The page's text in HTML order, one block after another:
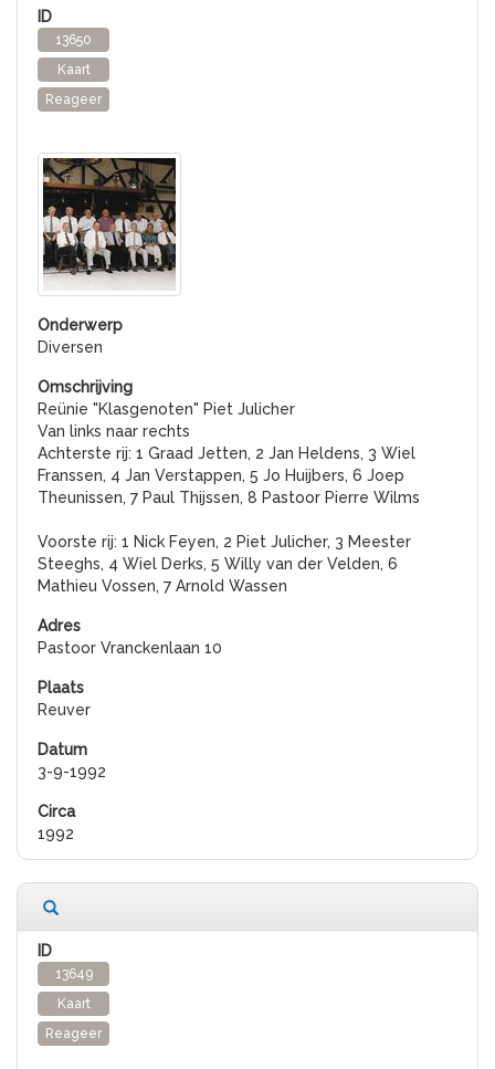
13650
Kaart
Reageer
Diversen
Reünie "Klasgenoten" Piet Julicher
Van links naar rechts
Achterste rij: 1 Graad Jetten, 2 Jan Heldens, 3 Wiel
Franssen, 4 Jan Verstappen, 5 Jo Huijbers, 6 Joep
Theunissen, 7 Paul Thijssen, 8 Pastoor Pierre Wilms
Voorste rij: 1 Nick Feyen, 2 Piet Julicher, 3 Meester
Steeghs, 4 Wiel Derks, 5 Willy van der Velden, 6
Mathieu Vossen, 7 Arnold Wassen
Pastoor Vranckenlaan 10
Reuver
3-9-1992
1992
13649
Kaart
Reageer